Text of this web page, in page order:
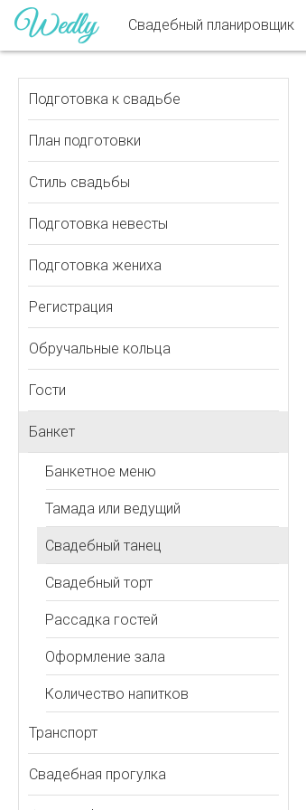
Свадебный планировщик
Подготовка к свадьбе
План подготовки
Стиль свадьбы
Подготовка невесты
Подготовка жениха
Регистрация
Обручальные кольца
Гости
Банкет
Банкетное меню
Тамада или ведущий
Свадебный танец
Свадебный торт
Рассадка гостей
Оформление зала
Количество напитков
Транспорт
Свадебная прогулка